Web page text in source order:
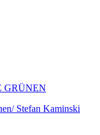
GRÜNEN
Stefan Kaminski